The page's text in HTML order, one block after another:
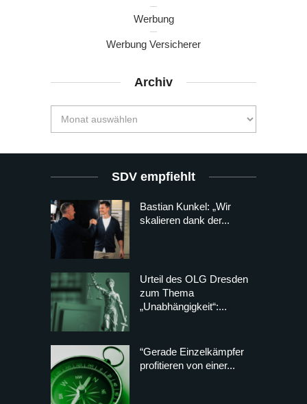
Werbung
Werbung Versicherer
Archiv
SDV empfiehlt
Bastian Kunkel: „Wir
skalieren dank der...
Urteil des OLG Dresden
zum Thema
„Unabhängigkeit“:...
“Gerade Einzelkämpfer
profitieren von einer...